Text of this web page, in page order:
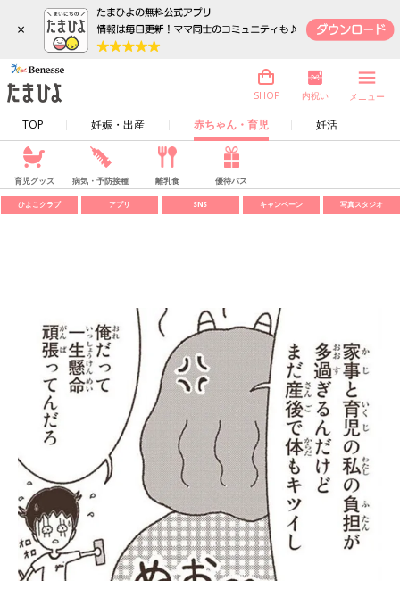
×
TOP 妊娠・出産 赤ちゃん・育児 妊活
SHOP 内祝い メニュー
育児グッズ 病気・予防接種 離乳食 優待パス
ひよこクラブ アプリ SNS キャンペーン 写真スタジオ